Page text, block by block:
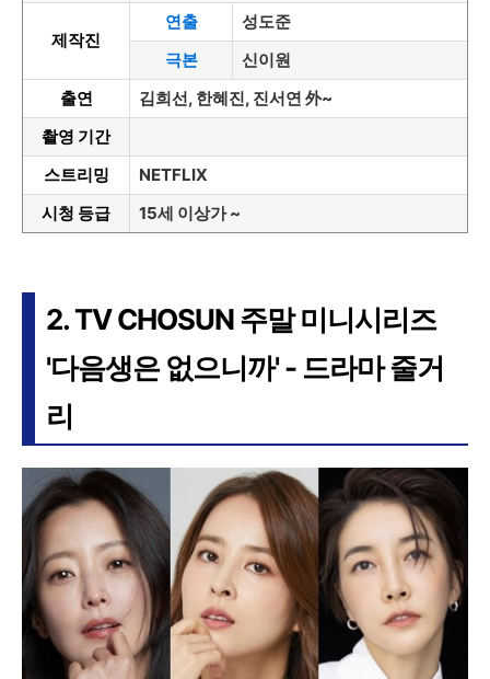
제작진
연출
성도준
극본
신이원
출연
김희선, 한혜진, 진서연 外~
촬영 기간
스트리밍
NETFLIX
시청 등급
15세 이상가 ~
2. TV CHOSUN 주말 미니시리즈
'다음생은 없으니까' - 드라마 줄거
리